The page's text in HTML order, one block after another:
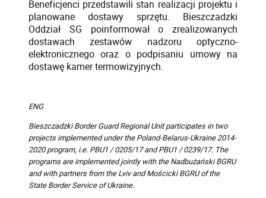
Beneficjenci przedstawili stan realizacji projektu i
planowane dostawy sprzętu. Bieszczadzki
Oddział SG poinformował o zrealizowanych
dostawach zestawów nadzoru optyczno-
elektronicznego oraz o podpisaniu umowy na
dostawę kamer termowizyjnych.
ENG
Bieszczadzki Border Guard Regional Unit participates in two
projects implemented under the Poland-Belarus-Ukraine 2014-
2020 program, i.e. PBU1 / 0205/17 and PBU1 / 0239/17. The
programs are implemented jointly with the Nadbużański BGRU
and with partners from the Lviv and Mościcki BGRU of the
State Border Service of Ukraine.